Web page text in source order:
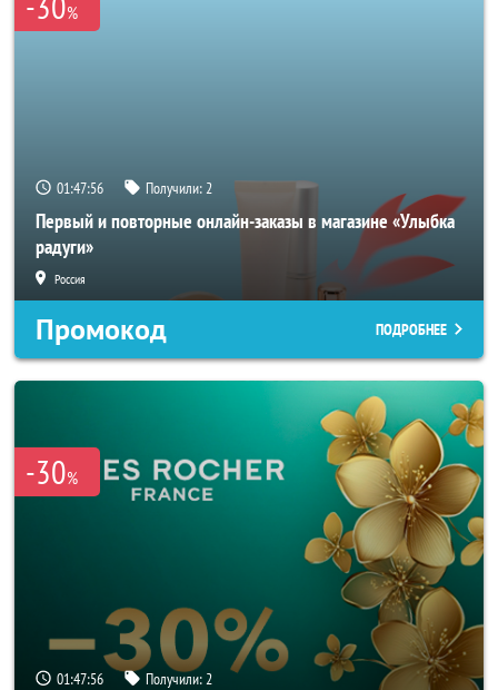
%
01:47:54 Получили:2
Первый и повторные онлайн-заказы в магазине «Улыбка
радуги»
Россия
Промокод ПОДРОБНЕЕ
-30%
01:47:54 Получили:2